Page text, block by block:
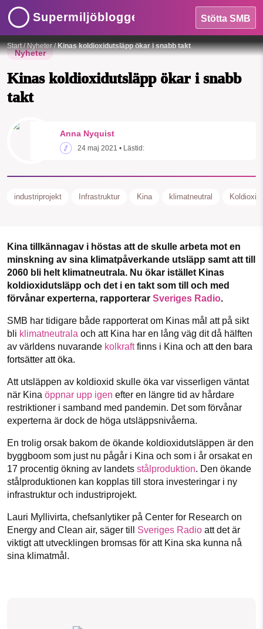
Supermiljöbloggen Stötta SMB
OMRÅDEN
BlueSky
Threads LinkedIn
Start/Nyheter/Kinas koldioxidutsläpp ökar i snabb takt
Nyheter
Kinas koldioxidutsläpp ökar i snabb
takt
Yung-pin Pao från Pixabay
Anna Nyquist
24 maj 2021 • Lästid:
industriprojekt Infrastruktur Kina klimatneutral Koldioxid
Kina tillkännagav i höstas att de skulle arbeta mot en
minskning av sina klimatpåverkande utsläpp samt att till
2060 bli helt klimatneutrala. Nu ökar istället Kinas
koldioxidutsläpp och det i en takt som till och med
förvånar experterna, rapporterar Sveriges Radio.
SMB har tidigare både rapporterat om Kinas mål att på sikt
bli klimatneutrala och att Kina har en lång väg dit då hälften
av världens nuvarande kolkraftfinns i Kina och att den bara
fortsätter att öka.
Att utsläppen av koldioxid skulle öka var visserligen väntat
när Kina öppnar upp igen efter en längre tid av hårdare
restriktioner i samband med pandemin. Det som förvånar
experterna är dock de höga utsläppsnivåerna.
En trolig orsak bakom de ökande koldioxidutsläppen är den
byggboom som just nu pågår i Kina och som i år orsakat en
17 procentig ökning av landets stålproduktion. Den ökande
stålproduktionen kan kopplas till stora investeringar i ny
infrastruktur och industriprojekt.
Lauri Myllivirta, chefsanlytiker på Center for Research on
Energy and Clean air, säger till Sveriges Radio att det är
viktigt att utvecklingen bromsas för att Kina ska kunna nå
sina klimatmål.
SMB kämpar för en hållbar framtid. Sedan
drivit miljödebatten framåt genom
vill vi utveckla vårt arbete – och vi
Stötta vårt arbete genom att swisha en slant till
1231368703
Läs vad vi vill göra